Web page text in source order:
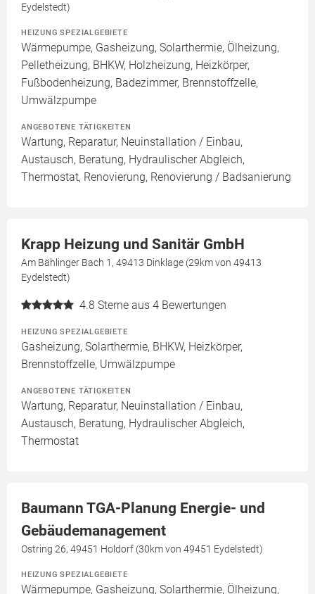
Eydelstedt)
HEIZUNG SPEZIALGEBIETE
Wärmepumpe, Gasheizung, Solarthermie, Ölheizung,
Pelletheizung, BHKW, Holzheizung, Heizkörper,
Fußbodenheizung, Badezimmer, Brennstoffzelle,
Umwälzpumpe
ANGEBOTENE TÄTIGKEITEN
Wartung, Reparatur, Neuinstallation / Einbau,
Austausch, Beratung, Hydraulischer Abgleich,
Thermostat, Renovierung, Renovierung / Badsanierung
Krapp Heizung und Sanitär GmbH
Am Bählinger Bach 1, 49413 Dinklage (29km von 49413
Eydelstedt)
4.8 Sterne aus 4 Bewertungen
HEIZUNG SPEZIALGEBIETE
Gasheizung, Solarthermie, BHKW, Heizkörper,
Brennstoffzelle, Umwälzpumpe
ANGEBOTENE TÄTIGKEITEN
Wartung, Reparatur, Neuinstallation / Einbau,
Austausch, Beratung, Hydraulischer Abgleich,
Thermostat
Baumann TGA-Planung Energie- und
Gebäudemanagement
Ostring 26, 49451 Holdorf (30km von 49451 Eydelstedt)
HEIZUNG SPEZIALGEBIETE
Wärmepumpe, Gasheizung, Solarthermie, Ölheizung,